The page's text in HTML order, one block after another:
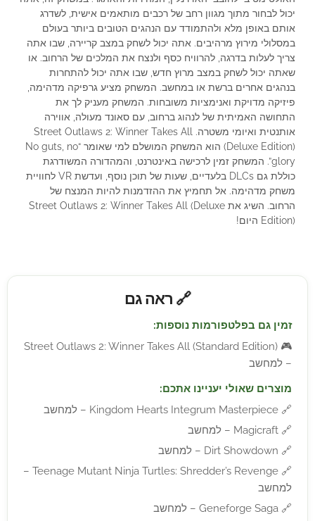
יכול לבחור מתוך מגוון רחב של רכבים מותאמים אישית, לשדרג
אותם באופן מלא ולהתמודד עם הנהגים הטובים ביותר בעולם
במסלולי מירוץ מרהיבים. אתה יכול לשחק במצב קריירה, שבו אתה
צריך לעלות בדרגה, להרוויח כסף ולנצח את המלכים של הרחוב. או
שאתה יכול לשחק במצב מרוץ חדש, שבו אתה יכול להתחרות
בנהגים אחרים ברשת או במחשב. המשחק מציע גרפיקה מדהימה,
פיזיקה מדויקת ואנימציות משובחות. המשחק מעניק לך את
התחושה האמיתית של לנהוג ברחוב, עם סאונד מעולה, אווירה
אותנטית ואיומי משטרה. Street Outlaws 2: Winner Takes All
(Deluxe Edition) הוא המשחק המושלם למי שאומר “No guts, no
glory”. המשחק זמין לרכישה באינטרנט, והמהדורה המשודרגת
כוללת גם DLCs בלעדיים, שעות של תוכן נוסף, ועדשת VR לחוויית
משחק מדהימה. אל תחמיץ את ההזדמנות להיות המנצח של
הרחוב. השיג את Street Outlaws 2: Winner Takes All (Deluxe
Edition) היום!
🔗 ראה גם
זמין גם בפלטפורמות נוספות:
🎮
Street Outlaws 2: Winner Takes All (Standard Edition)
– למחשב
מוצרים שאולי יעניינו אתכם:
🔗 Kingdom Hearts Integrum Masterpiece – למחשב
🔗 Magicraft – למחשב
🔗 Dirt Showdown – למחשב
🔗
Teenage Mutant Ninja Turtles: Shredder’s Revenge –
למחשב
🔗 Geneforge Saga – למחשב